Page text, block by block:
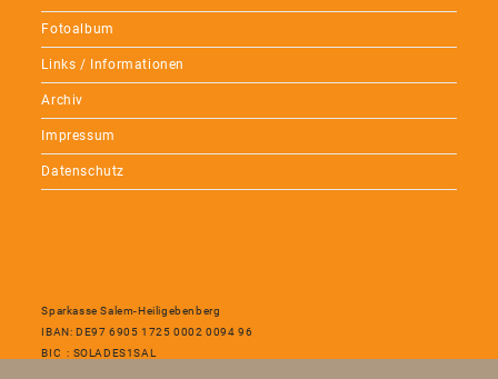
Fotoalbum
Links / Informationen
Archiv
Impressum
Datenschutz
Sparkasse Salem-Heiligebenberg
IBAN: DE97 6905 1725 0002 0094 96
BIC : SOLADES1SAL